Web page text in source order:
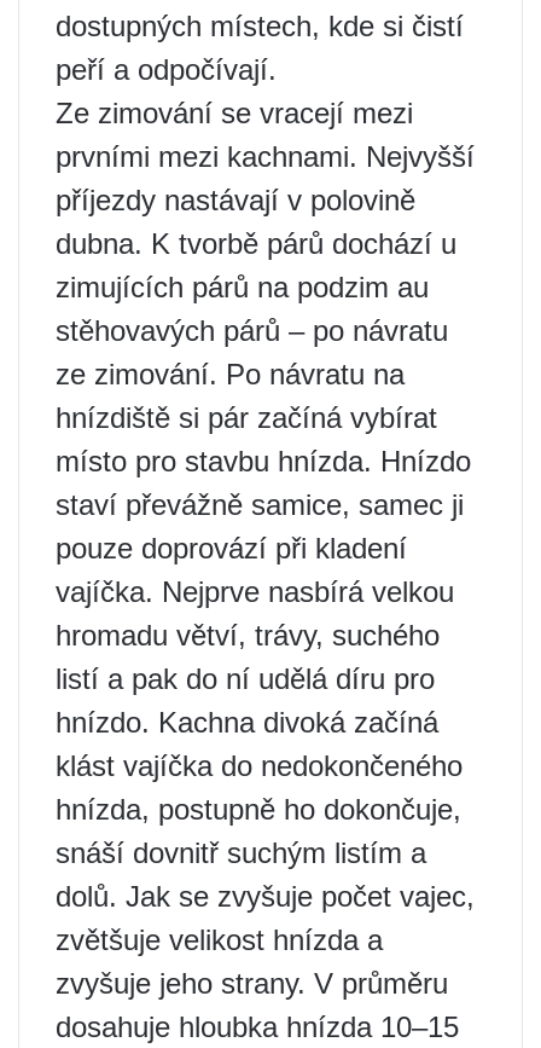
dostupných místech, kde si čistí
peří a odpočívají.
Ze zimování se vracejí mezi
prvními mezi kachnami. Nejvyšší
příjezdy nastávají v polovině
dubna. K tvorbě párů dochází u
zimujících párů na podzim au
stěhovavých párů – po návratu
ze zimování. Po návratu na
hnízdiště si pár začíná vybírat
místo pro stavbu hnízda. Hnízdo
staví převážně samice, samec ji
pouze doprovází při kladení
vajíčka. Nejprve nasbírá velkou
hromadu větví, trávy, suchého
listí a pak do ní udělá díru pro
hnízdo. Kachna divoká začíná
klást vajíčka do nedokončeného
hnízda, postupně ho dokončuje,
snáší dovnitř suchým listím a
dolů. Jak se zvyšuje počet vajec,
zvětšuje velikost hnízda a
zvyšuje jeho strany. V průměru
dosahuje hloubka hnízda 10–15